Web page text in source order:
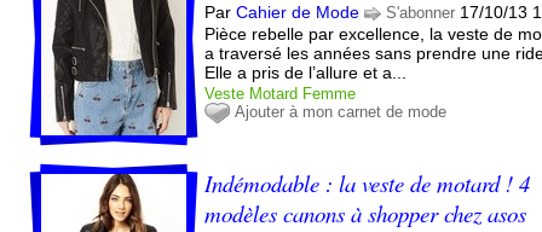
ParCahier de Mode S'abonner 17/10/13
Pièce rebelle par excellence, la veste de
a traversé les années sans prendre une
Elle a pris de l’allure et a...
Veste Motard Femme
Ajouter à mon carnet de mode
Indémodable : la veste de motard ! 4
modèles canons à shopper chez asos